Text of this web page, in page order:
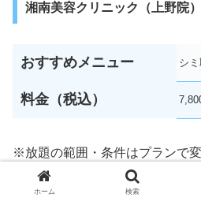
湘南美容クリニック（上野院
おすすめメニュー シ
料金（税込）
※放題の範囲・条件はプランで
ご確認ください。
ホーム 検索